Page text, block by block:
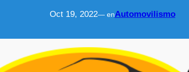
Oct 19, 2022— enAutomovilismo